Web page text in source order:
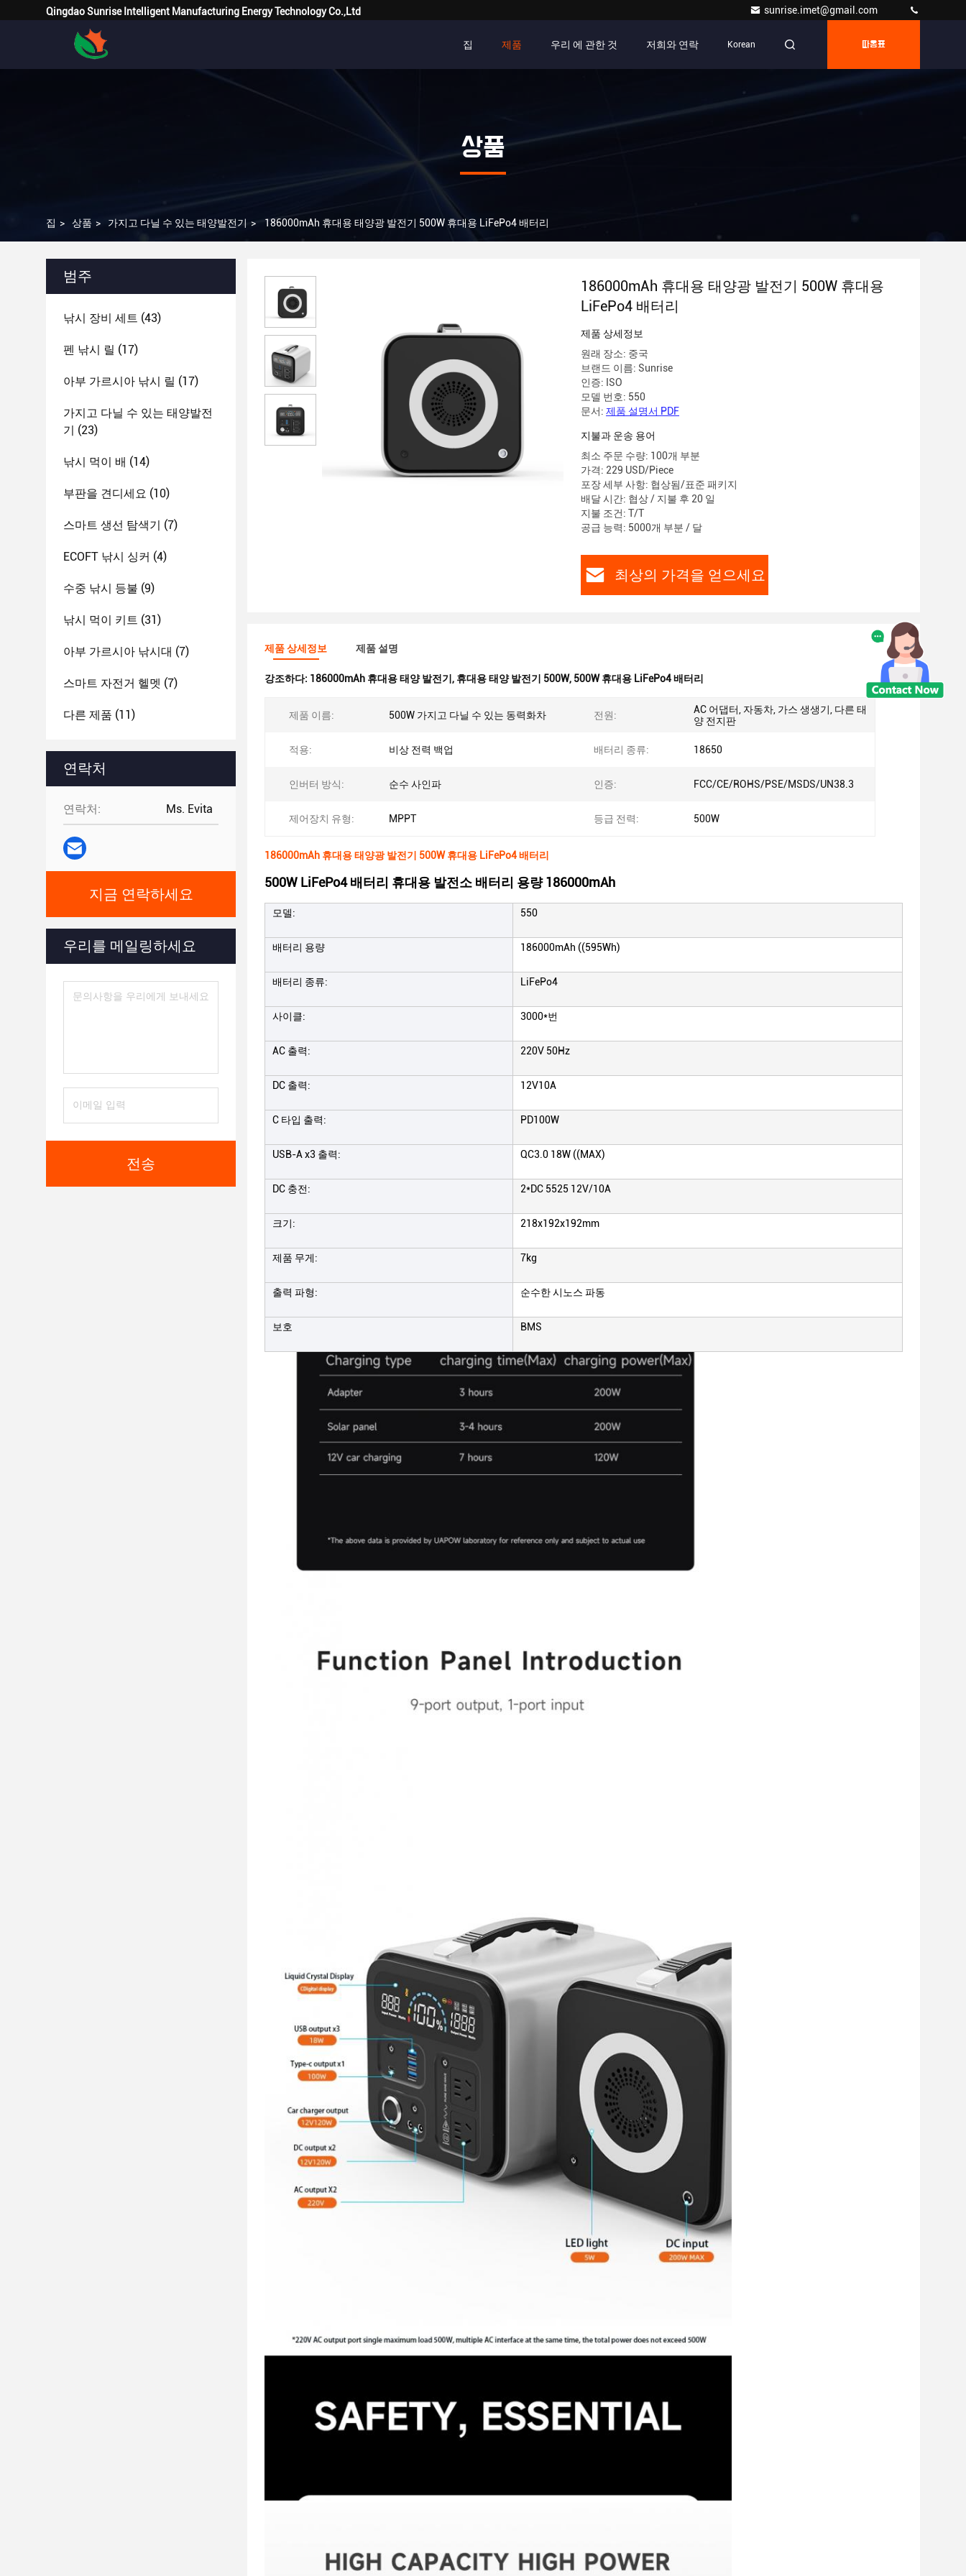
Qingdao Sunrise Intelligent Manufacturing Energy Technology Co.,Ltd sunrise.imet@gmail.com
집 제품 우리 에 관한 것 저희와 연락 Korean 따옴표
상품
집 > 상품 > 가지고 다닐 수 있는 태양발전기 > 186000mAh 휴대용 태양광 발전기 500W 휴대용 LiFePo4 배터리
범주
낚시 장비 세트 (43)
펜 낚시 릴 (17)
아부 가르시아 낚시 릴 (17)
가지고 다닐 수 있는 태양발전
기 (23)
낚시 먹이 배 (14)
부판을 견디세요 (10)
스마트 생선 탐색기 (7)
ECOFT 낚시 싱커 (4)
수중 낚시 등불 (9)
낚시 먹이 키트 (31)
아부 가르시아 낚시대 (7)
스마트 자전거 헬멧 (7)
다른 제품 (11)
연락처
연락처: Ms. Evita
지금 연락하세요
우리를 메일링하세요
전송
186000mAh 휴대용 태양광 발전기 500W 휴대용
LiFePo4 배터리
제품 상세정보
원래 장소: 중국
브랜드 이름: Sunrise
인증: ISO
모델 번호: 550
문서: 제품 설명서 PDF
지불과 운송 용어
최소 주문 수량: 100개 부분
가격: 229 USD/Piece
포장 세부 사항: 협상됨/표준 패키지
배달 시간: 협상 / 지불 후 20 일
지불 조건: T/T
공급 능력: 5000개 부분 / 달
최상의 가격을 얻으세요
제품 상세정보 제품 설명
강조하다: 186000mAh 휴대용 태양 발전기 , 휴대용 태양 발전기 500W, 500W 휴대용 LiFePo4 배터리
제품 이름: 500W 가지고 다닐 수 있는 동력화차 전원:
AC 어댑터, 자동차, 가스 생생기, 다른 태
양 전지판
적용: 비상 전력 백업 배터리 종류: 18650
인버터 방식: 순수 사인파 인증: FCC/CE/ROHS/PSE/MSDS/UN38.3
제어장치 유형: MPPT 등급 전력: 500W
186000mAh 휴대용 태양광 발전기 500W 휴대용 LiFePo4 배터리
500W LiFePo4 배터리 휴대용 발전소 배터리 용량 186000mAh
모델: 550
배터리 용량 186000mAh ((595Wh)
배터리 종류: LiFePo4
사이클: 3000*번
AC 출력: 220V 50Hz
DC 출력: 12V10A
C 타입 출력: PD100W
USB-A x3 출력: QC3.0 18W ((MAX)
DC 충전: 2*DC 5525 12V/10A
크기: 218x192x192mm
제품 무게: 7kg
출력 파형: 순수한 시노스 파동
보호 BMS